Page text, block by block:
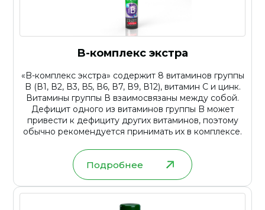
B-комплекс экстра
«B-комплекс экстра» содержит 8 витаминов группы
B (В1, В2, В3, В5, В6, В7, В9, В12), витамин C и цинк.
Витамины группы В взаимосвязаны между собой.
Дефицит одного из витаминов группы B может
привести к дефициту других витаминов, поэтому
обычно рекомендуется принимать их в комплексе.
Подробнее